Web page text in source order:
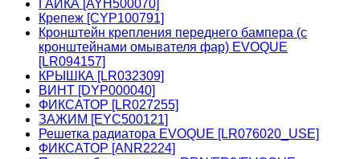
ГАЙКА [AYH500070]
Крепеж [CYP100791]
Кронштейн крепления переднего бампера (с
кронштейнами омывателя фар) EVOQUE
[LR094157]
КРЫШКА [LR032309]
ВИНТ [DYP000040]
ФИКСАТОР [LR027255]
ЗАЖИМ [EYC500121]
Решетка радиатора EVOQUE [LR076020_USE]
ФИКСАТОР [ANR2224]